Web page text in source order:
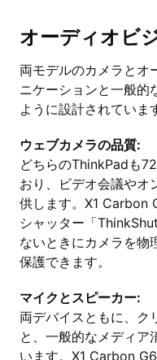
オーディオビ
両モデルのカメラとオ
ニケーションと一般的
ように設計されていま
ウェブカメラの品質:
どちらのThinkPadも
おり、ビデオ会議やオ
供します。X1 Carbon
シャッター「
ないときにカメラを物
保護できます。
マイクとスピーカー:
両デバイスともに、ク
と、一般的なメディア
います。X1 Carbon